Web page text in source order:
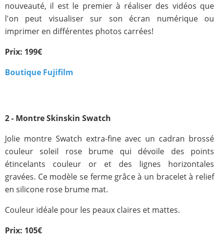
nouveauté, il est le premier à réaliser des vidéos que
l'on peut visualiser sur son écran numérique ou
imprimer en différentes photos carrées!
Prix: 199€
Boutique Fujifilm
2 - Montre Skinskin Swatch
Jolie montre Swatch extra-fine avec un cadran brossé
couleur soleil rose brume qui dévoile des points
étincelants couleur or et des lignes horizontales
gravées. Ce modèle se ferme grâce à un bracelet à relief
en silicone rose brume mat.
Couleur idéale pour les peaux claires et mattes.
Prix: 105€